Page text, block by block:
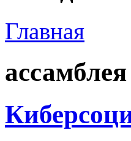
Главная
ассамблея